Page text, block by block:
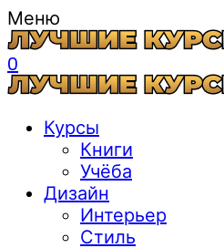
Меню
0
Курсы
Книги
Учёба
Дизайн
Интерьер
Стиль